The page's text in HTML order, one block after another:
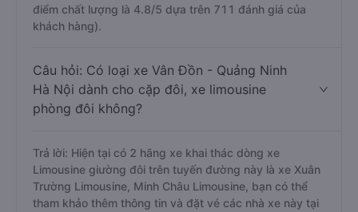
điểm chất lượng là 4.8/5 dựa trên 711 đánh giá của
khách hàng).
Câu hỏi: Có loại xe Vân Đồn - Quảng Ninh
Hà Nội dành cho cặp đôi, xe limousine
phòng đôi không?
Trả lời: Hiện tại có 2 hãng xe khai thác dòng xe
Limousine giường đôi trên tuyến đường này là xe Xuân
Trường Limousine, Minh Châu Limousine, bạn có thể
tham khảo thêm thông tin và đặt vé các nhà xe này tại